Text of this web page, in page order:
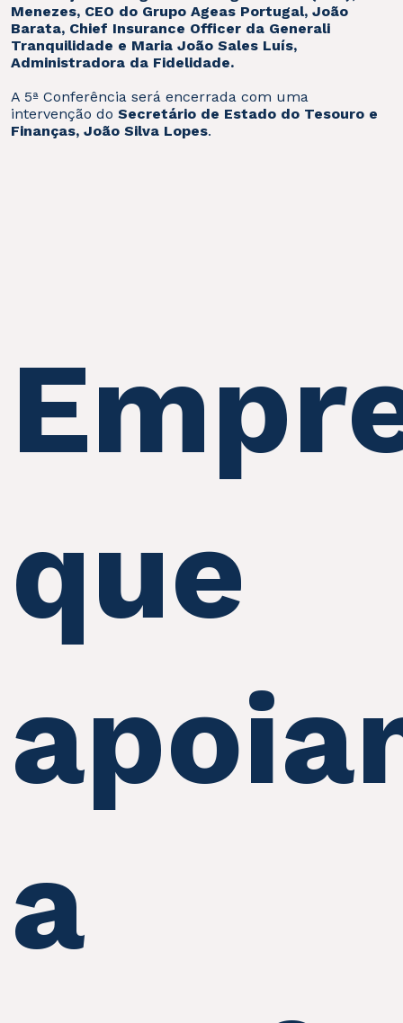
Menezes, CEO do Grupo Ageas Portugal, João
Barata, Chief Insurance Officer da Generali
Tranquilidade e Maria João Sales Luís,
Administradora da Fidelidade.
A 5ª Conferência será encerrada com uma
intervenção do Secretário de Estado do Tesouro e
Finanças, João Silva Lopes.
que
a